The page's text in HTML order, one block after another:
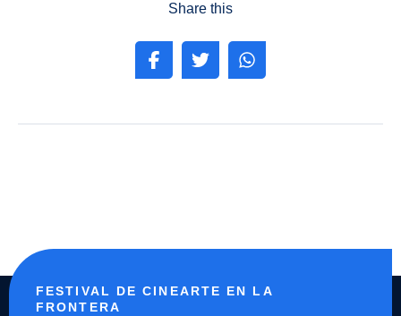
Share this
FESTIVAL DE CINEARTE EN LA
FRONTERA